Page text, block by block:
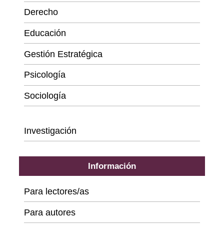
Derecho
Educación
Gestión Estratégica
Psicología
Sociología
Investigación
Información
Para lectores/as
Para autores